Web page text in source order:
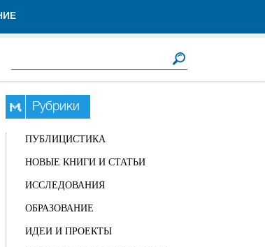
Рубрики
ПУБЛИЦИСТИКА
НОВЫЕ КНИГИ И СТАТЬИ
ИССЛЕДОВАНИЯ
ОБРАЗОВАНИЕ
ИДЕИ И ПРОЕКТЫ